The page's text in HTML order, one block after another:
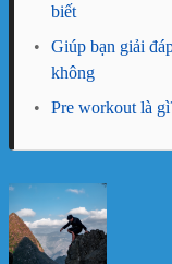
biết
•
Giúp bạn giải
không
•
Pre workout là